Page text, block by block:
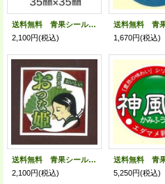
送料無料 青果シール えだまめ 陽恵 1000枚 カネコ種苗（株）
2,100円(税込)
1,670円(税込)
送料無料 青果シール おつな姫 1000枚入り （株）サカタのタネ
2,100円(税込)
5,250円(税込)